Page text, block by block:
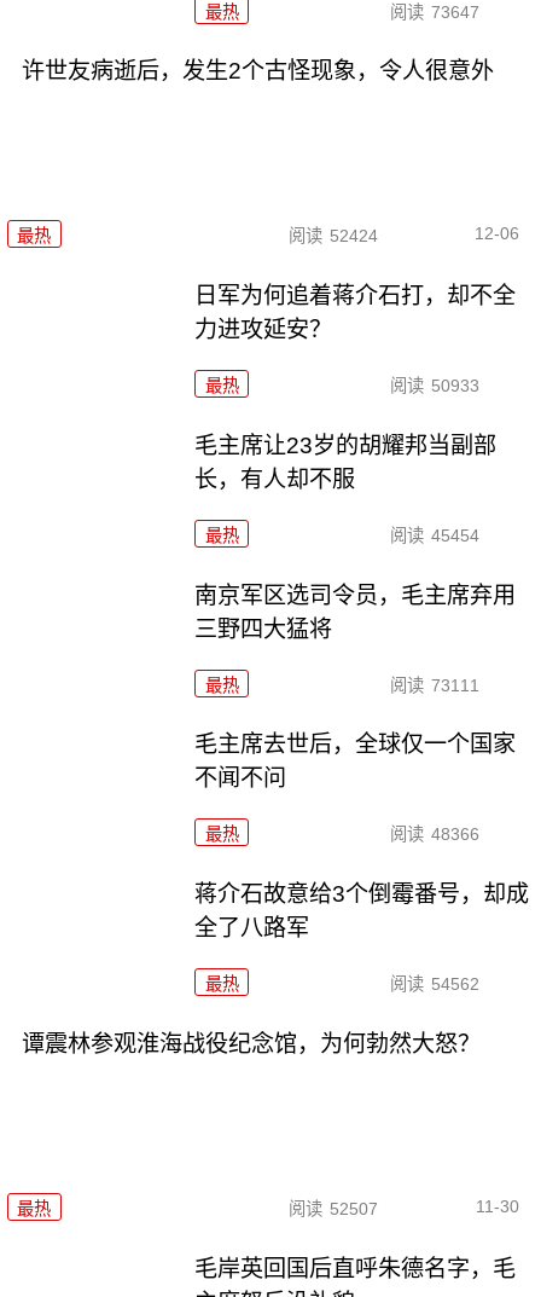
最热 阅读 73647
许世友病逝后，发生2个古怪现象，令人很意外
最热 阅读 52424 12-06
日军为何追着蒋介石打，却不全
力进攻延安？
最热 阅读 50933
毛主席让23岁的胡耀邦当副部
长，有人却不服
最热 阅读 45454
南京军区选司令员，毛主席弃用
三野四大猛将
最热 阅读 73111
毛主席去世后，全球仅一个国家
不闻不问
最热 阅读 48366
蒋介石故意给3个倒霉番号，却成
全了八路军
最热 阅读 54562
谭震林参观淮海战役纪念馆，为何勃然大怒？
最热 阅读 52507 11-30
毛岸英回国后直呼朱德名字，毛